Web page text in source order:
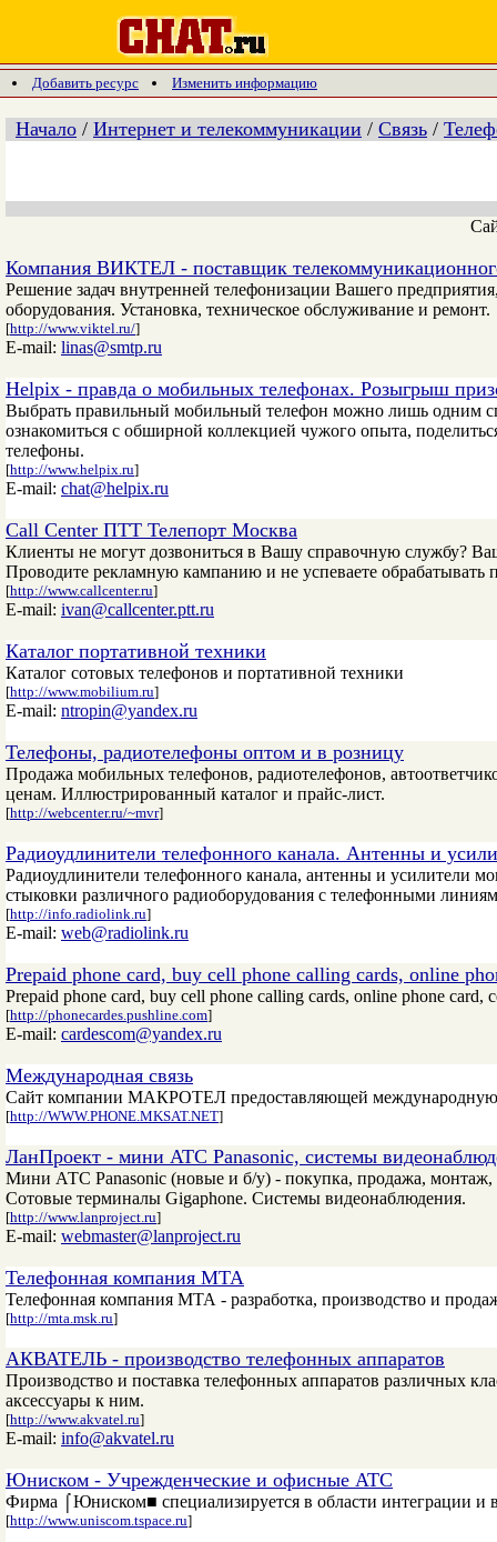
Добавить ресурс Изменить информацию
Начало / Интернет и телекоммуникации / Связь /
Компания ВИКТЕЛ - поставщик
Решение задач внутренней телефонизации Вашего
оборудования. Установка, техническое обслуживание и ремонт.
[http://www.viktel.ru/]
E-mail: linas@smtp.ru
Helpix - правда о мобильных телефонах. Розыгрыш
Выбрать правильный мобильный телефон можно лишь одним
ознакомиться с обширной коллекцией чужого опыта,
телефоны.
[http://www.helpix.ru]
E-mail: chat@helpix.ru
Call Center ПТТ Телепорт Москва
Клиенты не могут дозвониться в Вашу справочную службу?
Проводите рекламную кампанию и не успеваете
[http://www.callcenter.ru]
E-mail: ivan@callcenter.ptt.ru
Каталог портативной техники
Каталог сотовых телефонов и портативной техники
[http://www.mobilium.ru]
E-mail: ntropin@yandex.ru
Телефоны, радиотелефоны оптом и в розницу
Продажа мобильных телефонов, радиотелефонов,
ценам. Иллюстрированный каталог и прайс-лист.
[http://webcenter.ru/~mvr]
Радиоудлинители телефонного канала. Антенны и
Радиоудлинители телефонного канала, антенны и усилители
стыковки различного радиоборудования с телефонными
[http://info.radiolink.ru]
E-mail: web@radiolink.ru
Prepaid phone card, buy cell phone calling cards, online
Prepaid phone card, buy cell phone calling cards, online phone card,
[http://phonecardes.pushline.com]
E-mail: cardescom@yandex.ru
Международная связь
Сайт компании МАКРОТЕЛ предоставляющей международную
[http://WWW.PHONE.MKSAT.NET]
ЛанПроект - мини АТС Panasonic, системы
Мини АТС Panasonic (новые и б/у) - покупка, продажа,
Сотовые терминалы Gigaphone. Системы видеонаблюдения.
[http://www.lanproject.ru]
E-mail: webmaster@lanproject.ru
Телефонная компания МТА
Телефонная компания МТА - разработка, производство и
[http://mta.msk.ru]
АКВАТЕЛЬ - производство телефонных аппаратов
Производство и поставка телефонных аппаратов различных
аксессуары к ним.
[http://www.akvatel.ru]
E-mail: info@akvatel.ru
Юниском - Учрежденческие и офисные АТС
Фирма ⌠Юниском■ специализируется в области интеграции и
[http://www.uniscom.tspace.ru]